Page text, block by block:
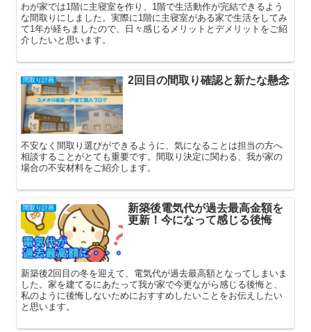
わが家では1階に主寝室を作り、1階で生活動作が完結できるよう
な間取りにしました。実際に1階に主寝室がある家で生活をしてみ
て1年が経ちましたので、日々感じるメリットとデメリットをご紹
介したいと思います。
間取り計画 2回目の間取り確認と新たな懸念
不安なく間取り選びができるように、気になることは担当の方へ
相談することがとても重要です。間取り決定に関わる、我が家の
場合の不安材料をご紹介します。
間取り計画
新築後電気代が過去最高金額を
更新！今になって感じる後悔
新築後2回目の冬を迎えて、電気代が過去最高額となってしまいま
した。家を建てるにあたって我が家で今更ながら感じる後悔と、
私のように後悔しないためにおすすめしたいことをお伝えしたい
と思います。